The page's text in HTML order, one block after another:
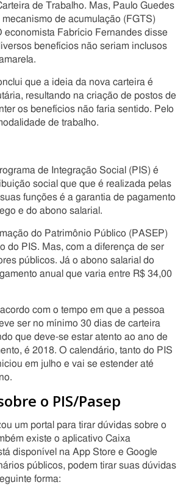
de Trabalho. Mas, Paulo Guedes
de acumulação (FGTS)
economista Fabrício Fernandes disse
benefícios não seriam inclusos
que a ideia da nova carteira é
resultando na criação de postos de
os benefícios não faria sentido. Pelo
de trabalho.
de Integração Social (PIS) é
social que que é realizada pelas
funções é a garantia de pagamento
e do abono salarial.
do Patrimônio Público (PASEP)
do PIS. Mas, com a diferença de ser
públicos. Já o abono salarial do
anual que varia entre R$ 34,00
com o tempo em que a pessoa
ser no mínimo 30 dias de carteira
que deve-se estar atento ao ano de
é 2018. O calendário, tanto do PIS
em julho e vai se estender até
o PIS/Pasep
um portal para tirar dúvidas sobre o
existe o aplicativo Caixa
disponível na App Store e Google
públicos, podem tirar suas dúvidas
forma: